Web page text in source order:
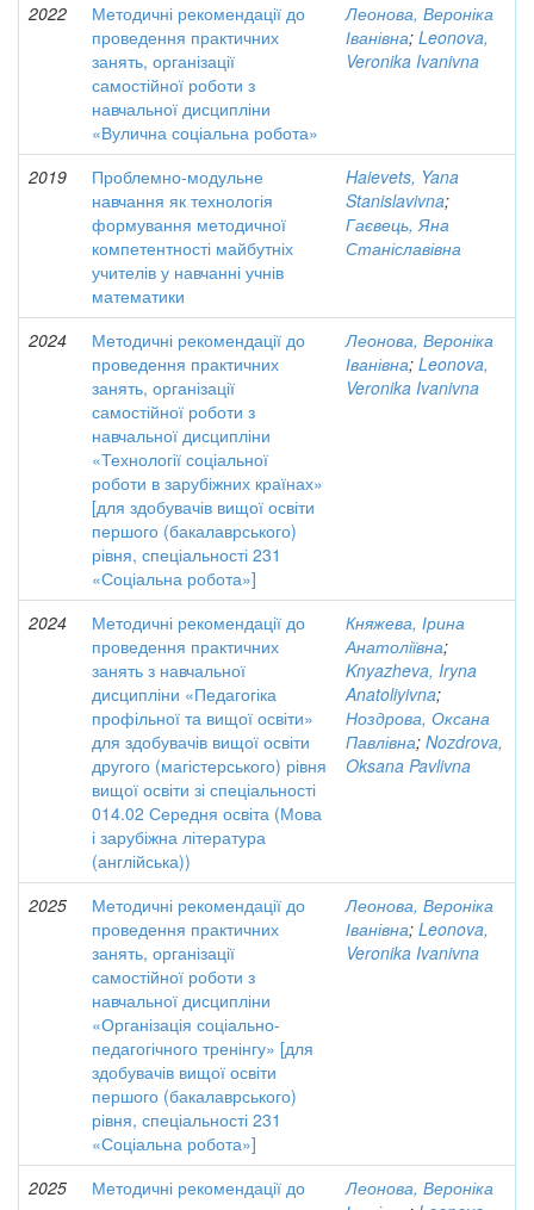
2022
Методичні рекомендації до
проведення практичних
занять, організації
самостійної роботи з
навчальної дисципліни
«Вулична соціальна робота»
Леонова, Вероніка
Іванівна; Leonova,
Veronika Ivanivna
2019
Проблемно-модульне
навчання як технологія
формування методичної
компетентності майбутніх
учителів у навчанні учнів
математики
Haievets, Yana
Stanislavivna;
Гаєвець, Яна
Станіславівна
2024
Методичні рекомендації до
проведення практичних
занять, організації
самостійної роботи з
навчальної дисципліни
«Технології соціальної
роботи в зарубіжних країнах»
[для здобувачів вищої освіти
першого (бакалаврського)
рівня, спеціальності 231
«Соціальна робота»]
Леонова, Вероніка
Іванівна; Leonova,
Veronika Ivanivna
2024
Методичні рекомендації до
проведення практичних
занять з навчальної
дисципліни «Педагогіка
профільної та вищої освіти»
для здобувачів вищої освіти
другого (магістерського) рівня
вищої освіти зі спеціальності
014.02 Середня освіта (Мова
і зарубіжна література
(англійська))
Княжева, Ірина
Анатоліївна;
Knyazheva, Iryna
Anatoliyivna;
Ноздрова, Оксана
Павлівна; Nozdrova,
Oksana Pavlivna
2025
Методичні рекомендації до
проведення практичних
занять, організації
самостійної роботи з
навчальної дисципліни
«Організація соціально-
педагогічного тренінгу» [для
здобувачів вищої освіти
першого (бакалаврського)
рівня, спеціальності 231
«Соціальна робота»]
Леонова, Вероніка
Іванівна; Leonova,
Veronika Ivanivna
2025
Методичні рекомендації до
Леонова, Вероніка